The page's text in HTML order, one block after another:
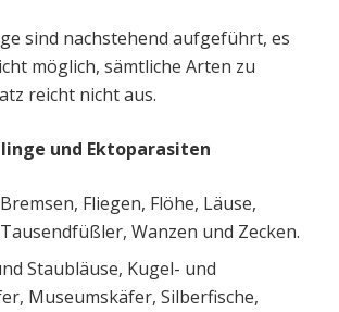
sind nachstehend aufgeführt, es
möglich, sämtliche Arten zu
reicht nicht aus.
und Ektoparasiten
Fliegen, Flöhe, Läuse,
Wanzen und Zecken.
Staubläuse, Kugel- und
Museumskäfer, Silberfische,